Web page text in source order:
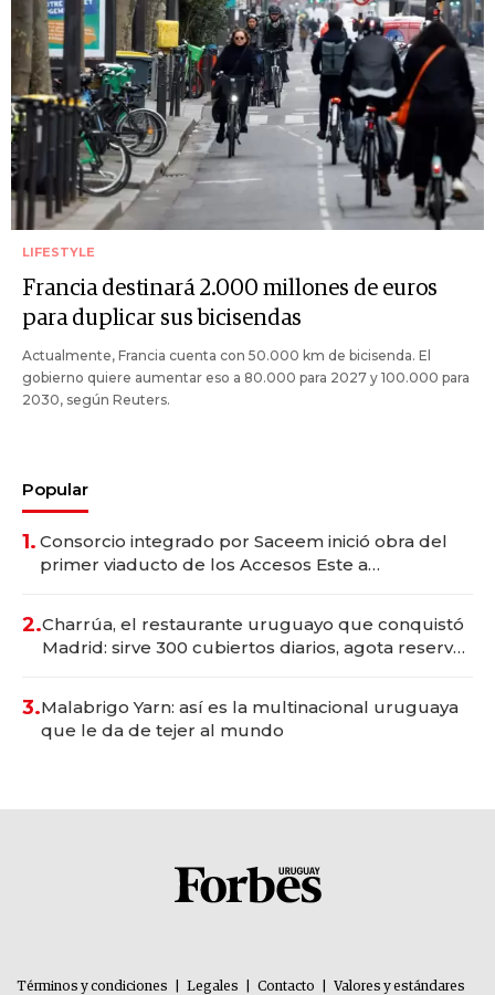
LIFESTYLE
Francia destinará 2.000 millones de euros
para duplicar sus bicisendas
Actualmente, Francia cuenta con 50.000 km de bicisenda. El
gobierno quiere aumentar eso a 80.000 para 2027 y 100.000 para
2030, según Reuters.
Popular
1. Consorcio integrado por Saceem inició obra del
primer viaducto de los Accesos Este a
2.Charrúa, el restaurante uruguayo que conquistó
Madrid: sirve 300 cubiertos diarios, agota reservas
3.Malabrigo Yarn: así es la multinacional uruguaya
que le da de tejer al mundo
Términos y condiciones Legales Contacto Valores y estándares